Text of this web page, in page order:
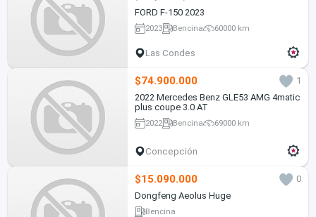
FORD F-150 2023
2023 Bencina 60000 km
Las Condes
$74.900.000
1
2022 Mercedes Benz GLE53 AMG 4matic
plus coupe 3.0 AT
2022 Bencina 69000 km
Concepción
$15.090.000
0
Dongfeng Aeolus Huge
Bencina